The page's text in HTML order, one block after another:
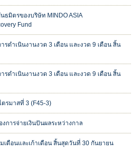
ธมิตรของบริษัท MINDO ASIA
Fund
ดำเนินงานงวด 3 เดือน และงวด 9 เดือน สิ้น
ดำเนินงานงวด 3 เดือน และงวด 9 เดือน สิ้น
รมาสที่ 3 (F45-3)
การจ่ายเงินปันผลระหว่างกาล
ดือนและเก้าเดือน สิ้นสุดวันที่ 30 กันยายน